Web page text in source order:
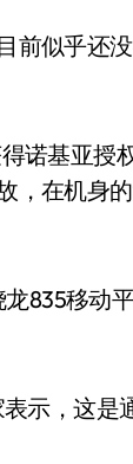
前似乎还
诺基亚授
，在机身
835移动
示，这是